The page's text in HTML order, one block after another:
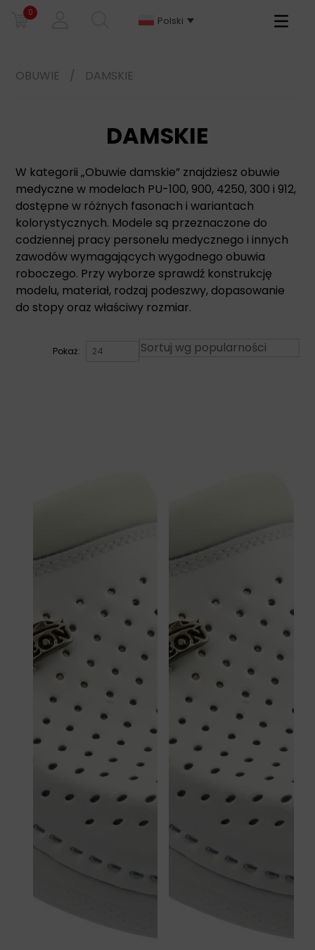
0
Polski
Primary
OBUWIE / DAMSKIE
DAMSKIE
W kategorii „Obuwie damskie” znajdziesz obuwie
medyczne w modelach PU-100, 900, 4250, 300 i 912,
dostępne w różnych fasonach i wariantach
kolorystycznych. Modele są przeznaczone do
codziennej pracy personelu medycznego i innych
zawodów wymagających wygodnego obuwia
roboczego. Przy wyborze sprawdź konstrukcję
modelu, materiał, rodzaj podeszwy, dopasowanie
do stopy oraz właściwy rozmiar.
Pokaż: